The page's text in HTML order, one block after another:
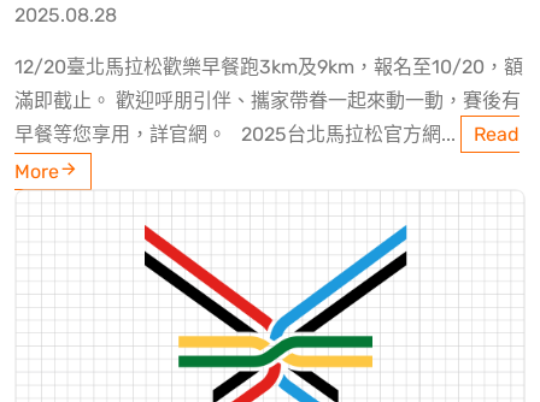
2025.08.28
12/20臺北馬拉松歡樂早餐跑3km及9km，報名至10/20，額
滿即截止。 歡迎呼朋引伴、攜家帶眷一起來動一動，賽後有
早餐等您享用，詳官網。 2025台北馬拉松官方網...
Read
More